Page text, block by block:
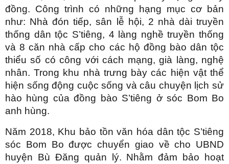
đồng. Công trình có những hạng mục cơ bản
như: Nhà đón tiếp, sân lễ hội, 2 nhà dài truyền
thống dân tộc S’tiêng, 4 làng nghề truyền thống
và 8 căn nhà cấp cho các hộ đồng bào dân tộc
thiểu số có công với cách mạng, già làng, nghệ
nhân. Trong khu nhà trưng bày các hiện vật thể
hiện sống động cuộc sống và câu chuyện lịch sử
hào hùng của đồng bào S’tiêng ở sóc Bom Bo
anh hùng.
Năm 2018, Khu bảo tồn văn hóa dân tộc S’tiêng
sóc Bom Bo được chuyển giao về cho UBND
huyện Bù Đăng quản lý. Nhằm đảm bảo hoạt